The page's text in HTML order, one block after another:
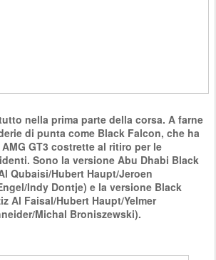
nella prima parte della corsa. A farne
di punta come Black Falcon, che ha
GT3 costrette al ritiro per le
Sono la versione Abu Dhabi Black
Qubaisi/Hubert Haupt/Jeroen
Indy Dontje) e la versione Black
Al Faisal/Hubert Haupt/Yelmer
Michal Broniszewski).